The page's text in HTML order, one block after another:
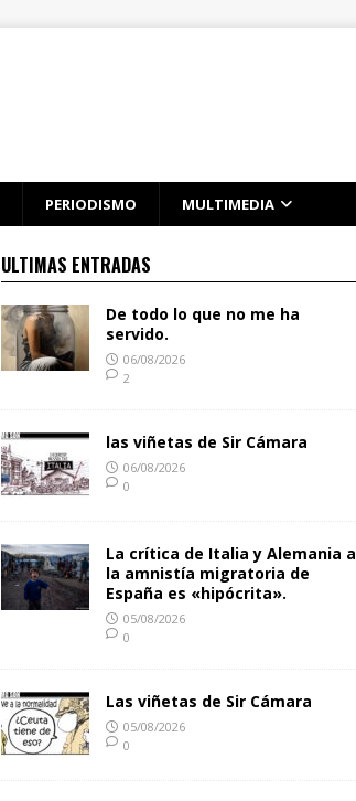
PERIODISMO MULTIMEDIA
ULTIMAS ENTRADAS
De todo lo que no me ha
servido.
06/08/2026
2
las viñetas de Sir Cámara
06/08/2026
0
La crítica de Italia y Alemania a
la amnistía migratoria de
España es «hipócrita».
05/08/2026
0
Las viñetas de Sir Cámara
05/08/2026
0